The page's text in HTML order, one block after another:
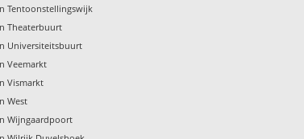
Tentoonstellingswijk
Theaterbuurt
Universiteitsbuurt
Veemarkt
Vismarkt
West
Wijngaardpoort